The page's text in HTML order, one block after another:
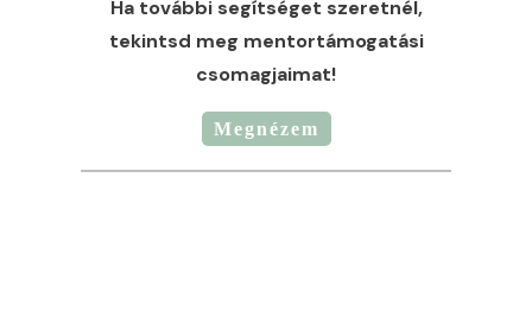
Ha további segítséget szeretnél,
tekintsd meg mentortámogatási
csomagjaimat!
Megnézem